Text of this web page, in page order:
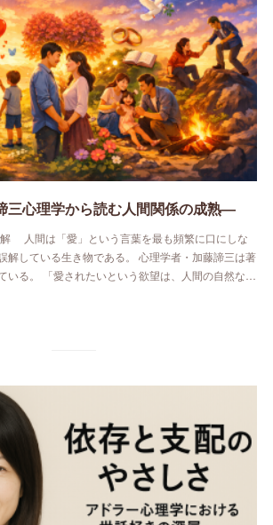
三心理学から読む人間関係の成熟―
人間は「愛」という言葉を最も頻繁に口にしな
解している生き物である。 心理学者・加藤諦三は著
いる。 「愛されたいという欲望は、人間の自然な…